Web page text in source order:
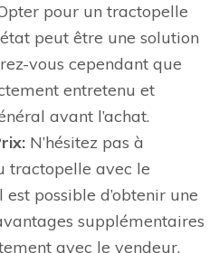
pour un tractopelle
état peut être une solution
vous cependant que
entretenu et
avant l’achat.
N’hésitez pas à
tractopelle avec le
possible d’obtenir une
supplémentaires
avec le vendeur.